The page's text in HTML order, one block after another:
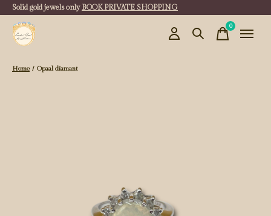
Solid gold jewels only BOOK PRIVATE SHOPPING
0items
Home / Opaal diamant